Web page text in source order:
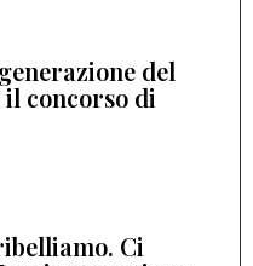
del
concorso di
Ci